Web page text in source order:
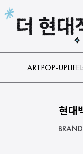
본문 바로가기
ARTPOP-UPLIFE
현대